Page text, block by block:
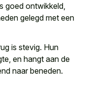
goed ontwikkeld,
gelegd met een
is stevig. Hun
en hangt aan de
naar beneden.